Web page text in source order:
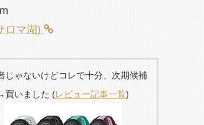
ロマ湖)
じゃないけどコレで十分、次期候補
買いました (レビュー記事一覧)